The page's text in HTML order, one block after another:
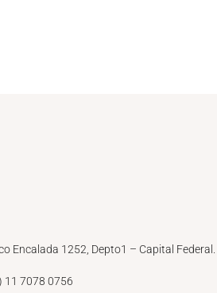
Encalada 1252, Depto1 – Capital Federal.
11 7078 0756